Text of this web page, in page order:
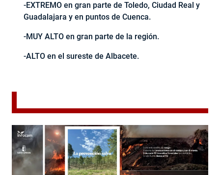
-EXTREMO en gran parte de Toledo, Ciudad Real y
Guadalajara y en puntos de Cuenca.
-MUY ALTO en gran parte de la región.
-ALTO en el sureste de Albacete.